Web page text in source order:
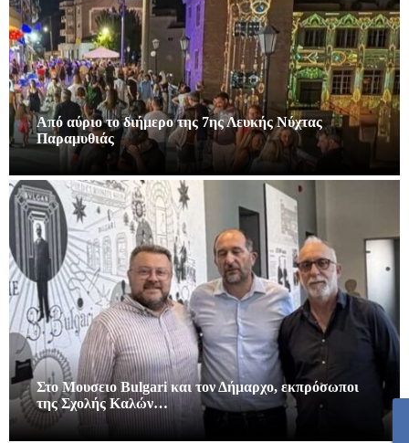
Από αύριο το διήμερο της 7ης Λευκής Νύχτας
Παραμυθιάς
Στο Μουσειο Bulgari και τον Δήμαρχο, εκπρόσωποι
της Σχολής Καλών…